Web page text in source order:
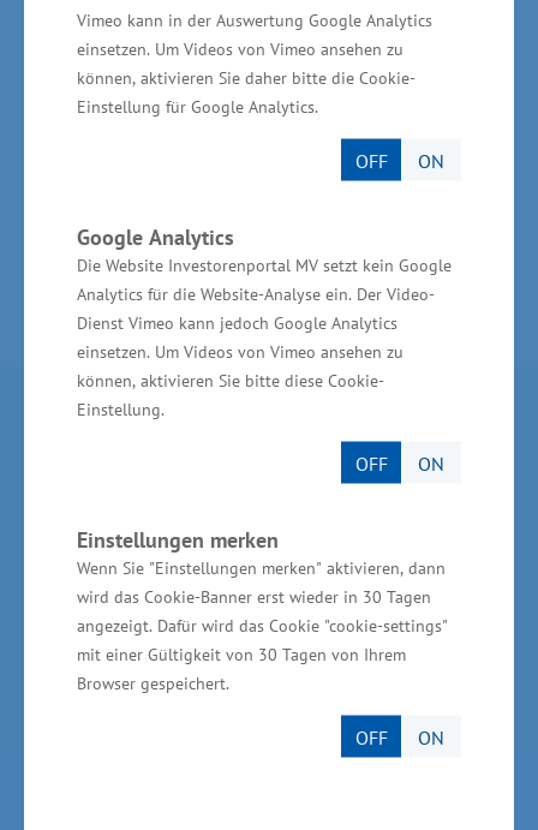
Vimeo kann in der Auswertung Google Analytics
einsetzen. Um Videos von Vimeo ansehen zu
können, aktivieren Sie daher bitte die Cookie-
Einstellung für Google Analytics.
OFF ON
Google Analytics
Die Website Investorenportal MV setzt kein Google
Analytics für die Website-Analyse ein. Der Video-
Dienst Vimeo kann jedoch Google Analytics
einsetzen. Um Videos von Vimeo ansehen zu
können, aktivieren Sie bitte diese Cookie-
Einstellung.
OFF ON
Einstellungen merken
Wenn Sie "Einstellungen merken" aktivieren, dann
wird das Cookie-Banner erst wieder in 30 Tagen
angezeigt. Dafür wird das Cookie "cookie-settings"
mit einer Gültigkeit von 30 Tagen von Ihrem
Browser gespeichert.
OFF ON
Schwerin aufgenommen.
Zur Pressemitteilung: Grundsteinlegung für
Erweiterung bei Ypsomed in Schwerin (2023)
Zur Pressemitteilung: Produktionsstart für
Partner im Land
Ministerium für Wirtschaft, Infrastruktur,
Invest in MV - Wirtschaftsfördergesellschaft des
Landes MV
BioCon Valley®GmbH
Landesförderinstitut Mecklenburg-Vorpommern
TBI Technologie-Beratungs-Institut GmbH